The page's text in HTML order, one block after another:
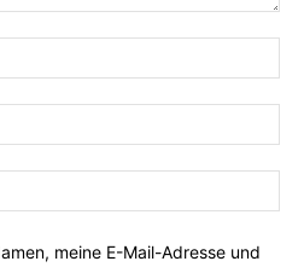
meine E-Mail-Adresse und